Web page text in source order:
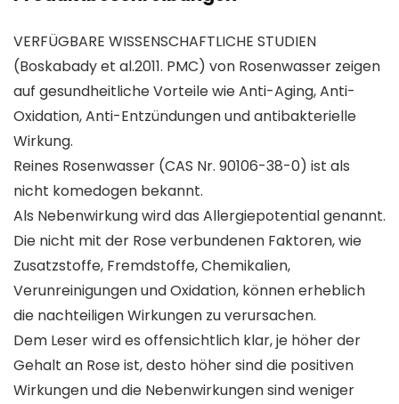
VERFÜGBARE WISSENSCHAFTLICHE STUDIEN
(Boskabady et al.2011. PMC) von Rosenwasser zeigen
auf gesundheitliche Vorteile wie Anti-Aging, Anti-
Oxidation, Anti-Entzündungen und antibakterielle
Wirkung.
Reines Rosenwasser (CAS Nr. 90106-38-0) ist als
nicht komedogen bekannt.
Als Nebenwirkung wird das Allergiepotential genannt.
Die nicht mit der Rose verbundenen Faktoren, wie
Zusatzstoffe, Fremdstoffe, Chemikalien,
Verunreinigungen und Oxidation, können erheblich
die nachteiligen Wirkungen zu verursachen.
Dem Leser wird es offensichtlich klar, je höher der
Gehalt an Rose ist, desto höher sind die positiven
Wirkungen und die Nebenwirkungen sind weniger